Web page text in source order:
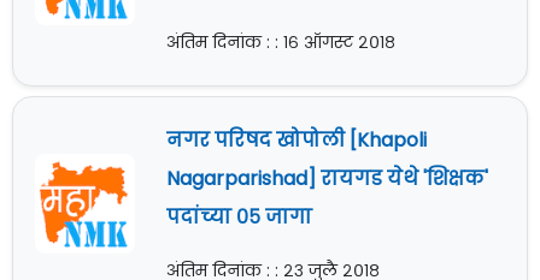
अंतिम दिनांक : : १६ ऑगस्ट २०१८
नगर परिषद खोपोली [Khapoli
Nagarparishad] रायगड येथे 'शिक्षक'
पदांच्या ०५ जागा
अंतिम दिनांक : : २३ जुलै २०१८